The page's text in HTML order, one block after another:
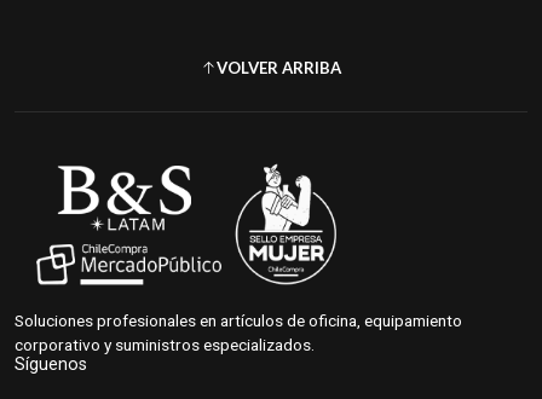
VOLVER ARRIBA
Soluciones profesionales en artículos de oficina, equipamiento
corporativo y suministros especializados.
Síguenos